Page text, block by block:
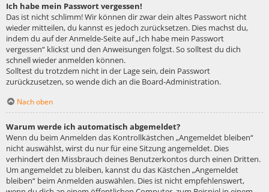
Ich habe mein Passwort vergessen!
Das ist nicht schlimm! Wir können dir zwar dein altes Passwort nicht
wieder mitteilen, du kannst es jedoch zurücksetzen. Dies machst du,
indem du auf der Anmelde-Seite auf „Ich habe mein Passwort
vergessen“ klickst und den Anweisungen folgst. So solltest du dich
schnell wieder anmelden können.
Solltest du trotzdem nicht in der Lage sein, dein Passwort
zurückzusetzen, so wende dich an die Board-Administration.
Nach oben
Warum werde ich automatisch abgemeldet?
Wenn du beim Anmelden das Kontrollkästchen „Angemeldet bleiben“
nicht auswählst, wirst du nur für eine Sitzung angemeldet. Dies
verhindert den Missbrauch deines Benutzerkontos durch einen Dritten.
Um angemeldet zu bleiben, kannst du das Kästchen „Angemeldet
bleiben“ beim Anmelden auswählen. Dies ist nicht empfehlenswert,